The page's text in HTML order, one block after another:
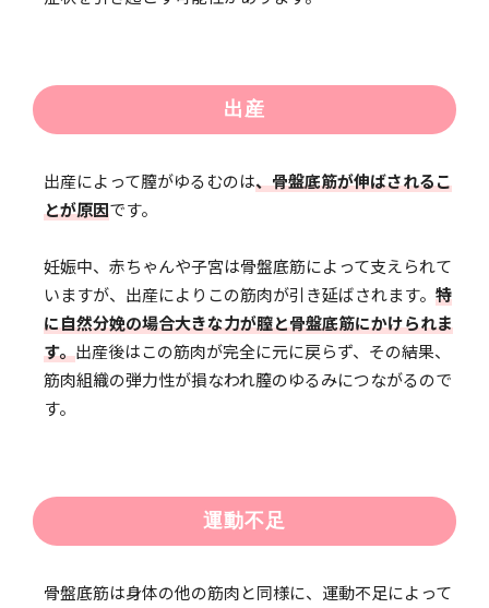
出産
出産によって膣がゆるむのは、骨盤底筋が伸ばされるこ
とが原因です。
妊娠中、赤ちゃんや子宮は骨盤底筋によって支えられて
いますが、出産によりこの筋肉が引き延ばされます。 特
に自然分娩の場合大きな力が膣と骨盤底筋にかけられま
す。出産後はこの筋肉が完全に元に戻らず、その結果、
筋肉組織の弾力性が損なわれ膣のゆるみにつながるので
す。
運動不足
骨盤底筋は身体の他の筋肉と同様に、運動不足によって